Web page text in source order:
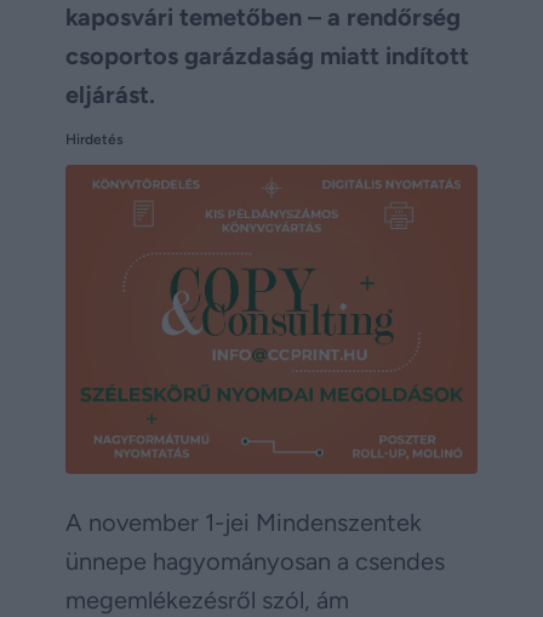
kaposvári temetőben – a rendőrség
csoportos garázdaság miatt indított
eljárást.
Hirdetés
A november 1-jei Mindenszentek
ünnepe hagyományosan a csendes
megemlékezésről szól, ám